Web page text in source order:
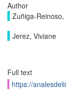
Author
Zuñiga-Reinoso,
Jerez, Viviane
Full text
https://